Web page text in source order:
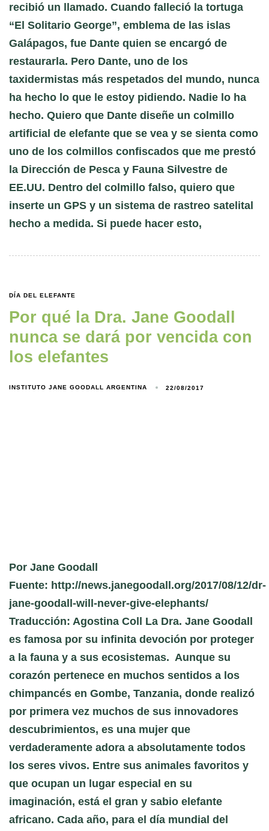
recibió un llamado. Cuando falleció la tortuga
“El Solitario George”, emblema de las islas
Galápagos, fue Dante quien se encargó de
restaurarla. Pero Dante, uno de los
taxidermistas más respetados del mundo, nunca
ha hecho lo que le estoy pidiendo. Nadie lo ha
hecho. Quiero que Dante diseñe un colmillo
artificial de elefante que se vea y se sienta como
uno de los colmillos confiscados que me prestó
la Dirección de Pesca y Fauna Silvestre de
EE.UU. Dentro del colmillo falso, quiero que
inserte un GPS y un sistema de rastreo satelital
hecho a medida. Si puede hacer esto,
DÍA DEL ELEFANTE
Por qué la Dra. Jane Goodall
nunca se dará por vencida con
los elefantes
INSTITUTO JANE GOODALL ARGENTINA 22/08/2017
Por Jane Goodall
Fuente: http://news.janegoodall.org/2017/08/12/dr-
jane-goodall-will-never-give-elephants/
Traducción: Agostina Coll La Dra. Jane Goodall
es famosa por su infinita devoción por proteger
a la fauna y a sus ecosistemas. Aunque su
corazón pertenece en muchos sentidos a los
chimpancés en Gombe, Tanzania, donde realizó
por primera vez muchos de sus innovadores
descubrimientos, es una mujer que
verdaderamente adora a absolutamente todos
los seres vivos. Entre sus animales favoritos y
que ocupan un lugar especial en su
imaginación, está el gran y sabio elefante
africano. Cada año, para el día mundial del